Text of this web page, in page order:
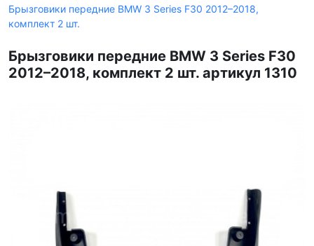
Брызговики передние BMW 3 Series F30 2012–2018,
комплект 2 шт.
Брызговики передние BMW 3 Series F30
2012–2018, комплект 2 шт. артикул 1310